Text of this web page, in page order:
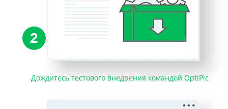
2
Дождитесь тестового внедрения командой OptiPic